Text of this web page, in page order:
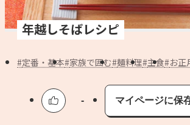
トーク
よくあるお問い合わせ
お買い物
年越しそばレシピ
定番・基本 家族で囲む 麺料理 主食 お正
-
マイページに保
保存済み